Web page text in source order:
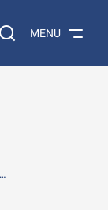
Vyhledávání na
MENU